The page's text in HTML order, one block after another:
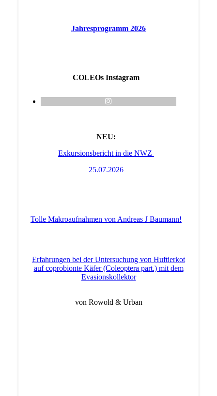
Jahresprogramm 2026
COLEOs Instagram
NEU:
Exkursionsbericht in die NWZ
25.07.2026
Tolle Makroaufnahmen von Andreas J Baumann!
Erfahrungen bei der Untersuchung von Huftierkot
auf coprobionte Käfer (Coleoptera part.) mit dem
Evasionskollektor
von Rowold & Urban